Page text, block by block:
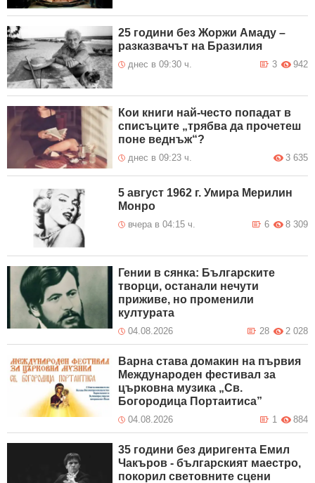
25 години без Жоржи Амаду –
разказвачът на Бразилия
днес в 09:30 ч. 942
3
Кои книги най-често попадат в
списъците „трябва да прочетеш
поне веднъж“?
днес в 09:23 ч. 3 635
5 август 1962 г. Умира Мерилин
Монро
вчера в 04:15 ч. 8 309
6
Гении в сянка: Българските
творци, останали нечути
приживе, но променили
културата
04.08.2026 2 028
28
Варна става домакин на първия
Международен фестивал за
църковна музика „Св.
Богородица Портаитиса”
04.08.2026 884
1
35 години без диригента Емил
Чакъров - българският маестро,
покорил световните сцени